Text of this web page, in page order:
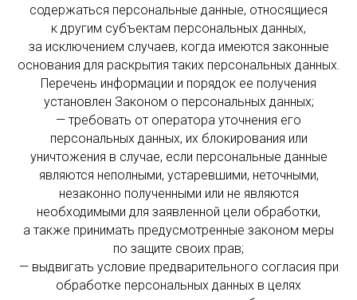
содержаться персональные данные, относящиеся
к другим субъектам персональных данных,
за исключением случаев, когда имеются законные
основания для раскрытия таких персональных данных.
Перечень информации и порядок ее получения
установлен Законом о персональных данных;
— требовать от оператора уточнения его
персональных данных, их блокирования или
уничтожения в случае, если персональные данные
являются неполными, устаревшими, неточными,
незаконно полученными или не являются
необходимыми для заявленной цели обработки,
а также принимать предусмотренные законом меры
по защите своих прав;
— выдвигать условие предварительного согласия при
обработке персональных данных в целях